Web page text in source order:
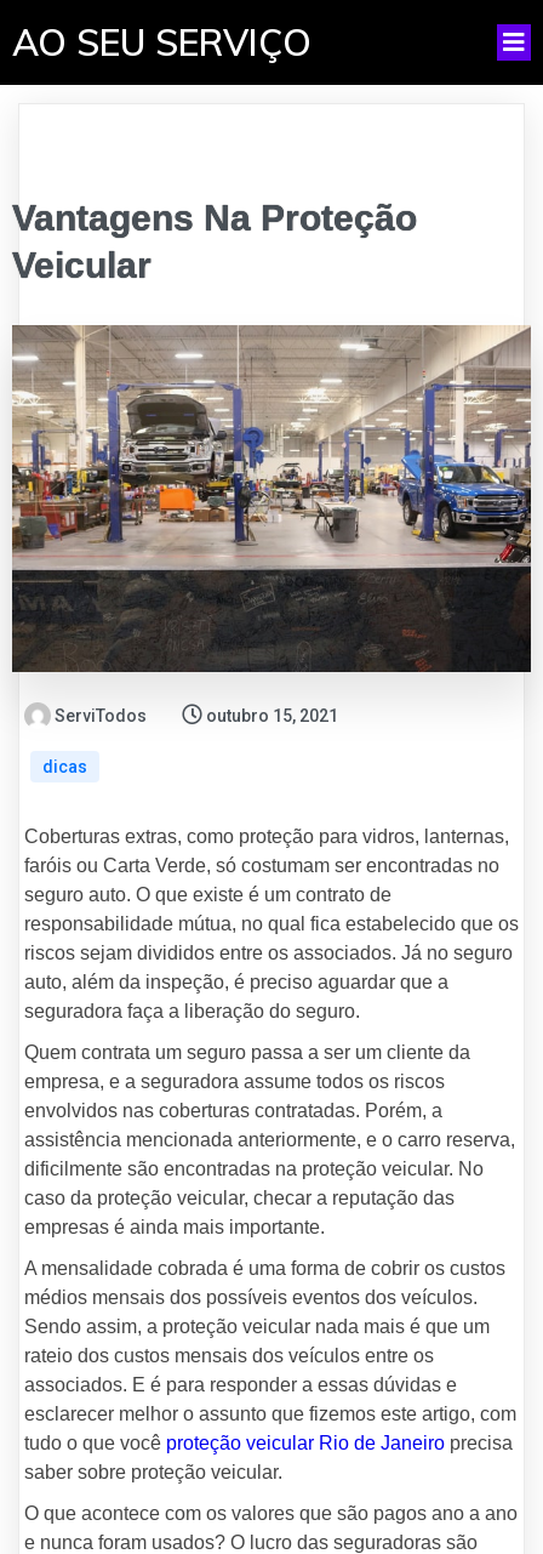
AO SEU SERVIÇO
Vantagens Na Proteção
Veicular
ServiTodos outubro 15, 2021
dicas
Coberturas extras, como proteção para vidros, lanternas,
faróis ou Carta Verde, só costumam ser encontradas no
seguro auto. O que existe é um contrato de
responsabilidade mútua, no qual fica estabelecido que os
riscos sejam divididos entre os associados. Já no seguro
auto, além da inspeção, é preciso aguardar que a
seguradora faça a liberação do seguro.
Quem contrata um seguro passa a ser um cliente da
empresa, e a seguradora assume todos os riscos
envolvidos nas coberturas contratadas. Porém, a
assistência mencionada anteriormente, e o carro reserva,
dificilmente são encontradas na proteção veicular. No
caso da proteção veicular, checar a reputação das
empresas é ainda mais importante.
A mensalidade cobrada é uma forma de cobrir os custos
médios mensais dos possíveis eventos dos veículos.
Sendo assim, a proteção veicular nada mais é que um
rateio dos custos mensais dos veículos entre os
associados. E é para responder a essas dúvidas e
esclarecer melhor o assunto que fizemos este artigo, com
tudo o que você proteção veicular Rio de Janeiro precisa
saber sobre proteção veicular.
O que acontece com os valores que são pagos ano a ano
e nunca foram usados? O lucro das seguradoras são